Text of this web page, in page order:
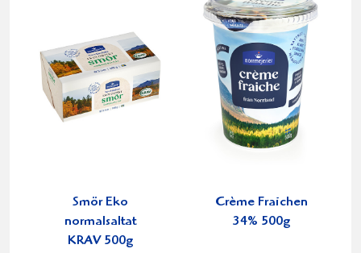
Smör Eko
normalsaltat
KRAV 500g
Crème Fraichen
34% 500g